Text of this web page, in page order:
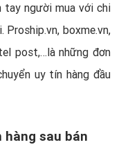
tay người mua với chi
Proship.vn, boxme.vn,
post,…là những đơn
uy tín hàng đầu
hàng sau bán